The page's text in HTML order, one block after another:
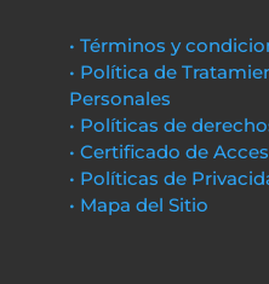
• Términos y
• Política de
Personales
• Políticas de
• Certificado de
• Políticas de
• Mapa del Sitio